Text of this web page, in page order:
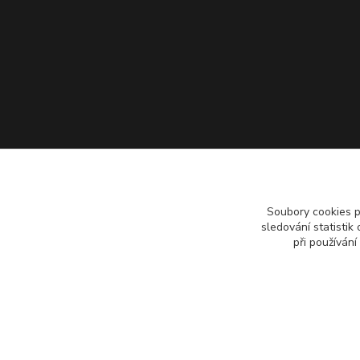
Soubory cookies
sledování statistik
při